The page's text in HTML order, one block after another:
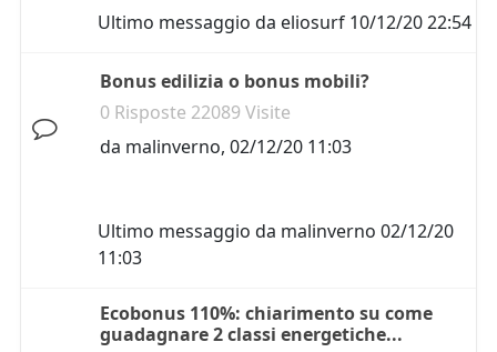
Ultimo messaggio da eliosurf 10/12/20 22:54
Bonus edilizia o bonus mobili?
0 Risposte 22089 Visite
da malinverno, 02/12/20 11:03
Ultimo messaggio da malinverno 02/12/20
11:03
Ecobonus 110%: chiarimento su come
guadagnare 2 classi energetiche...